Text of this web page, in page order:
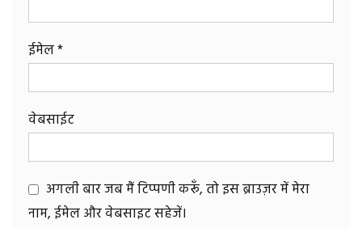
ईमेल*
वेबसाईट
अगली बार जब मैं टिप्पणी करूँ, तो इस ब्राउज़र में मेरा
नाम, ईमेल और वेबसाइट सहेजें।